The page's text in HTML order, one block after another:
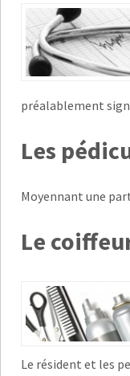
préalablement
Les
Moyennant une
Le
Le résident et les